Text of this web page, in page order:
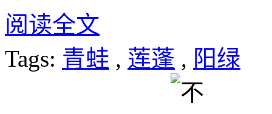
阅读全文
Tags: 青蛙 , 莲蓬 , 阳绿